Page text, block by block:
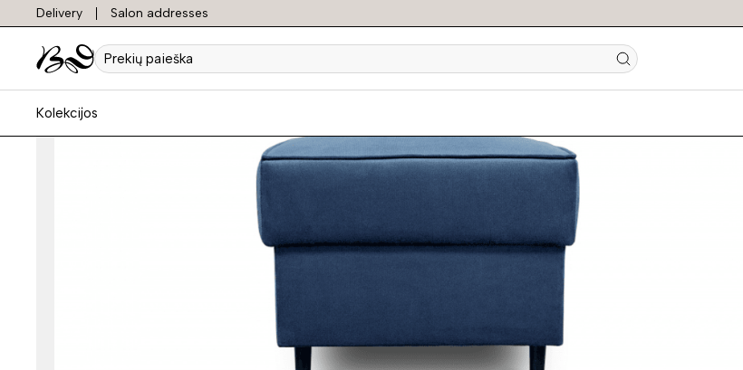
Delivery Salon addresses
Prekių
paieška
Kolekcijos